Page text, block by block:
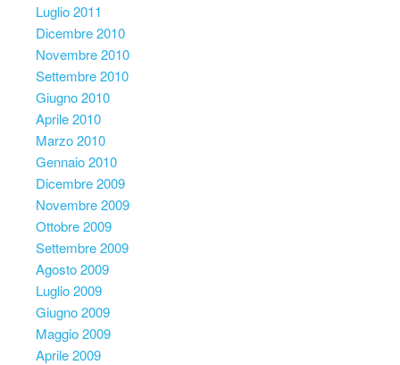
Luglio 2011
Dicembre 2010
Novembre 2010
Settembre 2010
Giugno 2010
Aprile 2010
Marzo 2010
Gennaio 2010
Dicembre 2009
Novembre 2009
Ottobre 2009
Settembre 2009
Agosto 2009
Luglio 2009
Giugno 2009
Maggio 2009
Aprile 2009